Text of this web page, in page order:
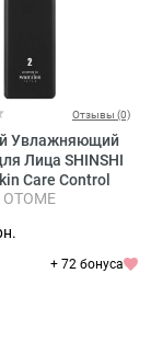
Отзывы (0)
Увлажняющий
Лица SHINSHI
Care Control
Emulsion
OTOME
+ 72 бонуса